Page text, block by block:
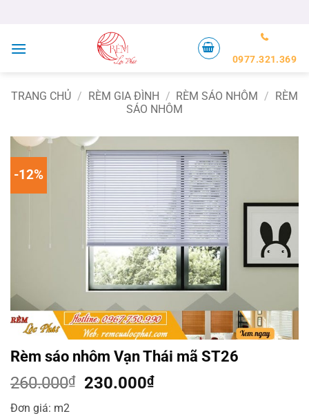
nội
0977.321.369
TRANG CHỦ / RÈM GIA ĐÌNH / RÈM SÁO NHÔM / RÈM
SÁO NHÔM
-12%
Rèm sáo nhôm Vạn Thái mã ST26
260.000₫
Giá
230.000₫Giá
Đơn giá: m2